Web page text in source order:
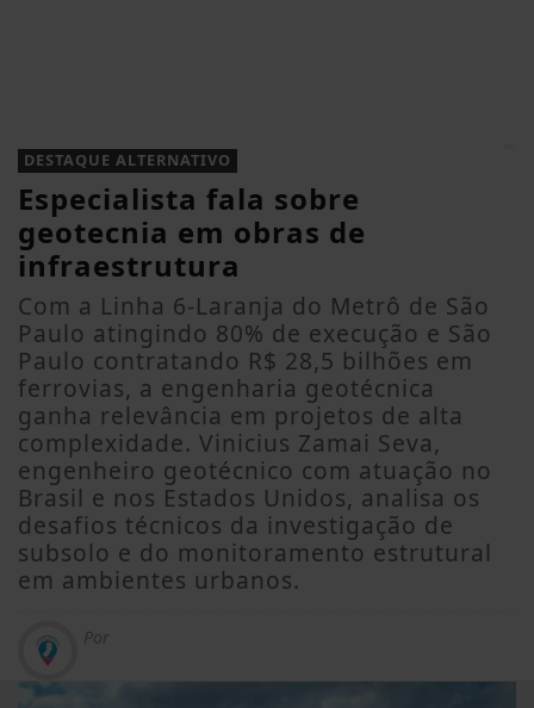
DESTAQUE ALTERNATIVO
Especialista fala sobre
geotecnia em obras de
infraestrutura
Com a Linha 6-Laranja do Metrô de São
Paulo atingindo 80% de execução e São
Paulo contratando R$ 28,5 bilhões em
ferrovias, a engenharia geotécnica
ganha relevância em projetos de alta
complexidade. Vinicius Zamai Seva,
engenheiro geotécnico com atuação no
Brasil e nos Estados Unidos, analisa os
desafios técnicos da investigação de
subsolo e do monitoramento estrutural
em ambientes urbanos.
Por